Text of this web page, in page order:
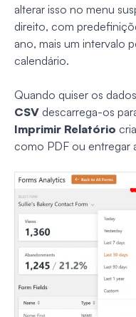
alterar isso no menu
direito, com
ano, mais um intervalo
calendário.
Quando quiser os
CSV descarrega-os
Imprimir Relatório
como PDF ou entregar